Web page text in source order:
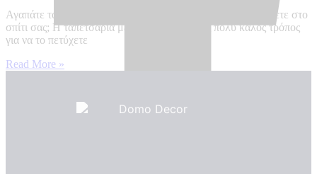
Αγαπάτε το βιομηχανικό στυλ και θέλετε να το ενσωματώσετε στο
σπίτι σας; Η ταπετσαρία με τούβλα είναι ένας πολύ καλός τρόπος
για να το πετύχετε
Read More »